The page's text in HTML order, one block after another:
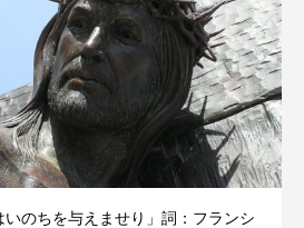
のちを与えませり」詞：フランシ